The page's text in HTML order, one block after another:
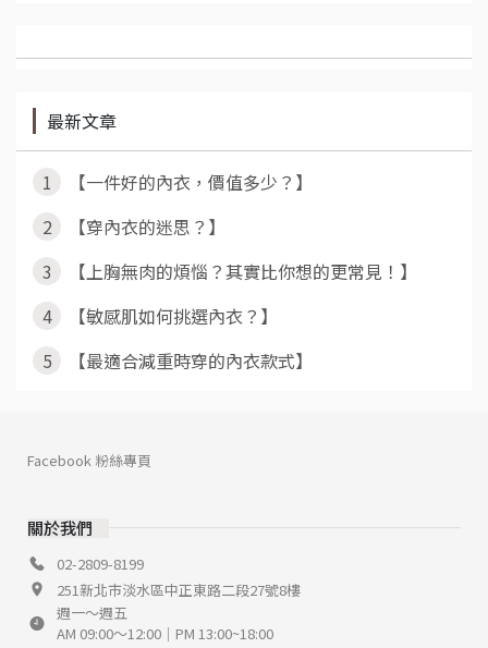
最新文章
1
【一件好的內衣，價值多少？】
2
【穿內衣的迷思？】
3
【上胸無肉的煩惱？其實比你想的更常見！】
4
【敏感肌如何挑選內衣？】
5
【最適合減重時穿的內衣款式】
關於我們
02-2809-8199
251新北市淡水區中正東路二段27號8樓
週一～週五
AM 09:00～12:00｜PM 13:00~18:00
Facebook 粉絲專頁